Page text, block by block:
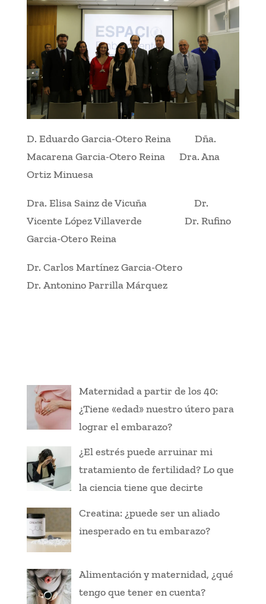
D. Eduardo Garcia-Otero Reina Dña.
Macarena Garcia-Otero Reina Dra. Ana
Ortiz Minuesa
Dra. Elisa Sainz de Vicuña Dr.
Vicente López Villaverde Dr. Rufino
Garcia-Otero Reina
Dr. Carlos Martínez Garcia-Otero
Dr. Antonino Parrilla Márquez
Maternidad a partir de los 40:
¿Tiene «edad» nuestro útero para
lograr el embarazo?
¿El estrés puede arruinar mi
tratamiento de fertilidad? Lo que
la ciencia tiene que decirte
Creatina: ¿puede ser un aliado
inesperado en tu embarazo?
Alimentación y maternidad, ¿qué
tengo que tener en cuenta?